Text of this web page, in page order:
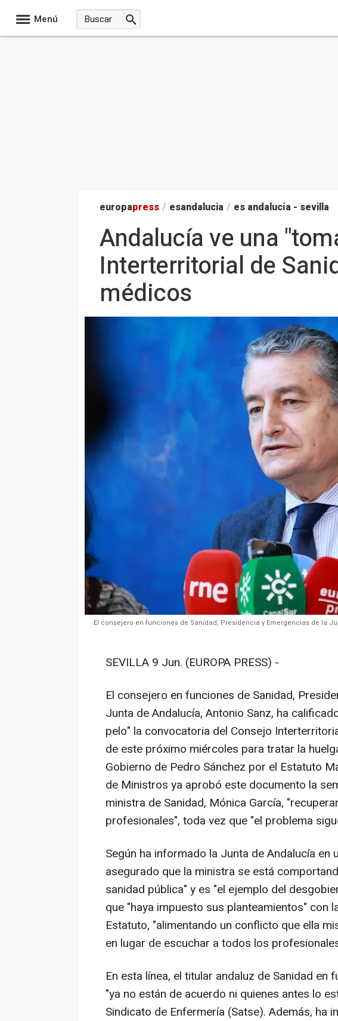
Menú
europapress / esandalucia / es andalucía - sevilla
Andalucía ve una
Interterritorial de
médicos
El consejero en funciones de Sanidad, Presidencia y Emergencias de la
SEVILLA 9 Jun. (EUROPA PRESS) -
El consejero en funciones de Sanidad,
Junta de Andalucía, Antonio Sanz, ha
pelo" la convocatoria del Consejo
de este próximo miércoles para tratar la
Gobierno de Pedro Sánchez por el Estatuto
de Ministros ya aprobó este documento la
ministra de Sanidad, Mónica García,
profesionales", toda vez que "el problema
Según ha informado la Junta de Andalucía en
asegurado que la ministra se está
sanidad pública" y es "el ejemplo del
que "haya impuesto sus planteamientos" con
Estatuto, "alimentando un conflicto que ella
en lugar de escuchar a todos los
En esta línea, el titular andaluz de Sanidad en
"ya no están de acuerdo ni quienes antes lo
Sindicato de Enfermería (Satse). Además, ha